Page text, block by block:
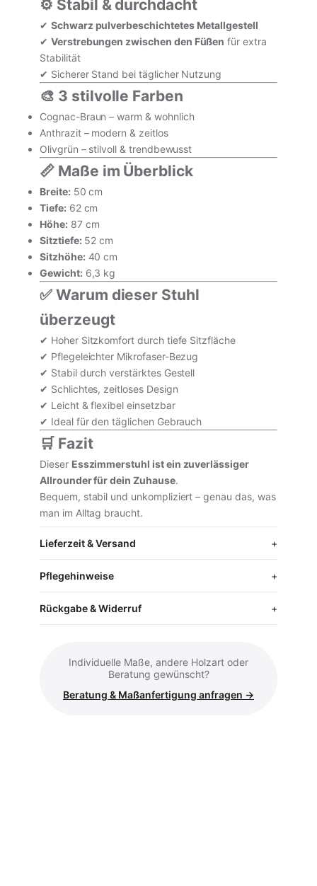
⚙️ Stabil & durchdacht
✔ Schwarz pulverbeschichtetes Metallgestell
✔ Verstrebungen zwischen den Füßen für extra
Stabilität
✔ Sicherer Stand bei täglicher Nutzung
🎨 3 stilvolle Farben
Cognac-Braun – warm & wohnlich
Anthrazit – modern & zeitlos
Olivgrün – stilvoll & trendbewusst
📏 Maße im Überblick
Breite: 50 cm
Tiefe: 62 cm
Höhe: 87 cm
Sitztiefe: 52 cm
Sitzhöhe: 40 cm
Gewicht: 6,3 kg
✅ Warum dieser Stuhl
überzeugt
✔ Hoher Sitzkomfort durch tiefe Sitzfläche
✔ Pflegeleichter Mikrofaser-Bezug
✔ Stabil durch verstärktes Gestell
✔ Schlichtes, zeitloses Design
✔ Leicht & flexibel einsetzbar
✔ Ideal für den täglichen Gebrauch
🛒 Fazit
Dieser Esszimmerstuhl ist ein zuverlässiger
Allrounder für dein Zuhause.
Bequem, stabil und unkompliziert – genau das, was
man im Alltag braucht.
Lieferzeit & Versand
Pflegehinweise
Rückgabe & Widerruf
Individuelle Maße, andere Holzart oder
Beratung gewünscht?
Beratung & Maßanfertigung anfragen →
inkl. MwSt. · zzgl. Versand
In den Warenkorb